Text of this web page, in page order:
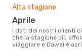
Alta stagione
aprile
I dati dei nostri clienti ci dicono
che la stagione più
viaggiare e Dawei è